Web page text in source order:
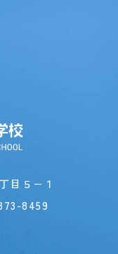
目５−１
8459